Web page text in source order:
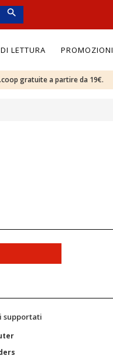
LETTURA PROMOZIONI
gratuite a partire da 19€.
supportati